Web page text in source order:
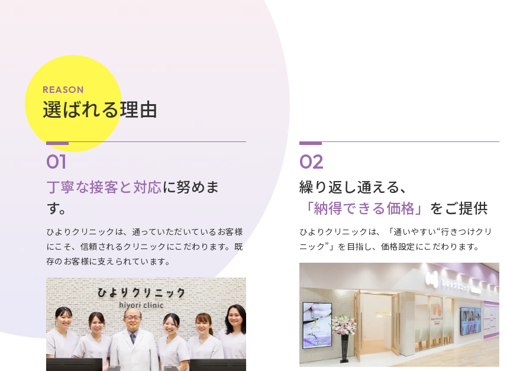
REASON
選ばれる理由
丁寧な接客と対応に努めま
す。
ひよりクリニックは、通っていただいているお客様
にこそ、信頼されるクリニックにこだわります。既
存のお客様に支えられています。
繰り返し通える、
「納得できる価格」 をご提供
ひよりクリニックは、「通いやすい“行きつけクリ
ニック”」を目指し、価格設定にこだわります。